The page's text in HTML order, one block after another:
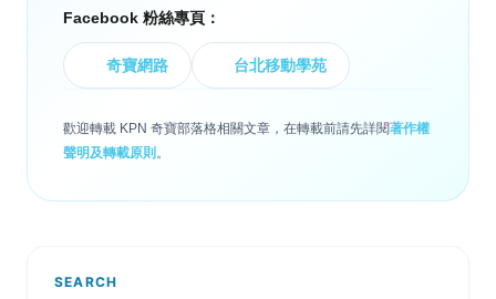
Facebook 粉絲專頁：
奇寶網路 台北移動學苑
歡迎轉載 KPN 奇寶部落格相關文章，在轉載前請先詳閱著作權
聲明及轉載原則 。
SEARCH